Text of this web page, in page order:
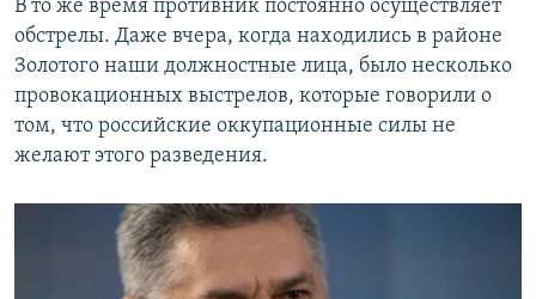
В то же время противник постоянно осуществляет
обстрелы. Даже вчера, когда находились в районе
Золотого наши должностные лица, было несколько
провокационных выстрелов, которые говорили о
том, что российские оккупационные силы не
желают этого разведения.